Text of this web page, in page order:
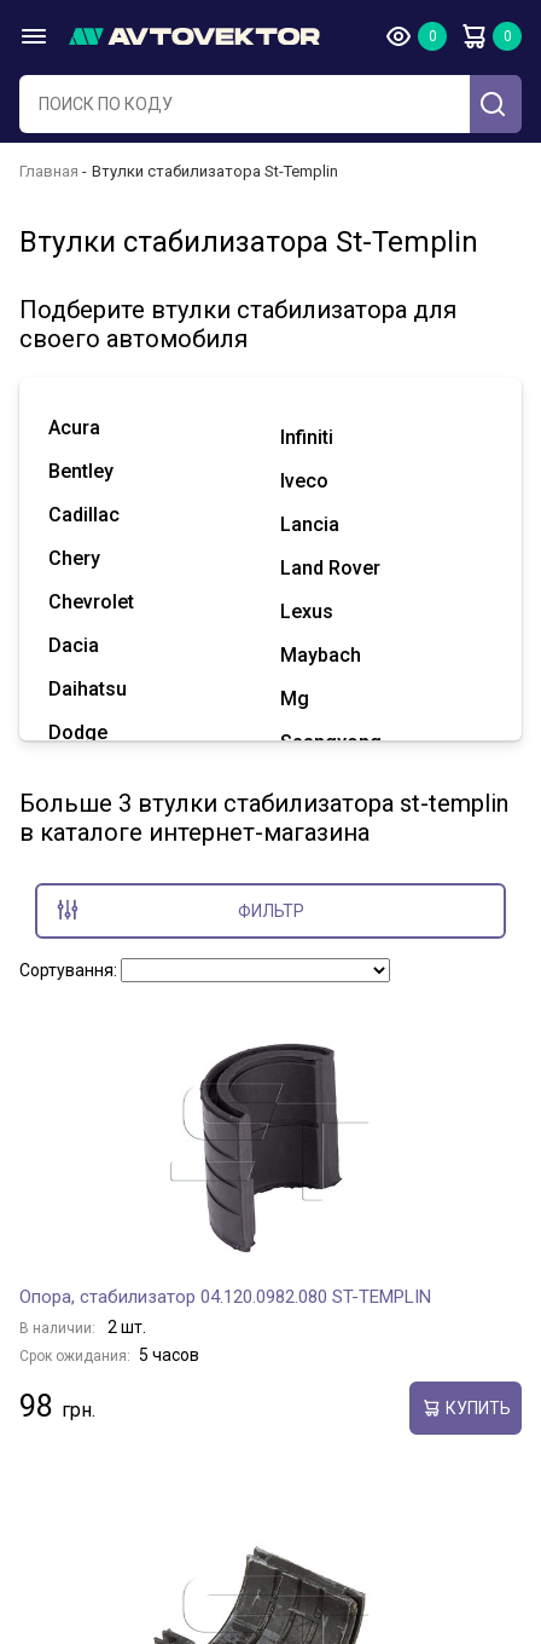
Главная Втулки стабилизатора St-Templin
Втулки стабилизатора St-Templin
Подберите втулки стабилизатора для
своего автомобиля
Acura
Bentley
Cadillac
Chery
Chevrolet
Dacia
Daihatsu
Dodge
Great Wall
Hummer
Infiniti
Iveco
Lancia
Land Rover
Lexus
Maybach
Mg
Ssangyong
Tesla
Показать все марки
Больше 3 втулки стабилизатора st-templin
в каталоге интернет-магазина
ФИЛЬТР
Сортування:
Опора, стабилизатор 04.120.0982.080 ST-TEMPLIN
В наличии: 2 шт.
Срок ожидания: 5 часов
98 КУПИТЬ